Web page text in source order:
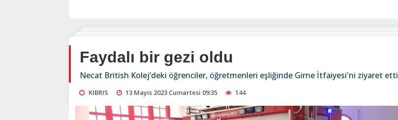
Faydalı bir gezi oldu
Necat British Kolej’deki öğrenciler, öğretmenleri eşliğinde Girne İtfaiyesi'ni ziyaret etti
KIBRIS 13 Mayıs 2023 Cumartesi 09:35 144